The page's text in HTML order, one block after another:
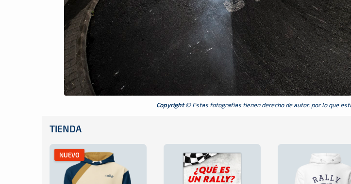
Copyright© Estas fotografias tienen derecho de autor, por lo que
TIENDA
NUEVO